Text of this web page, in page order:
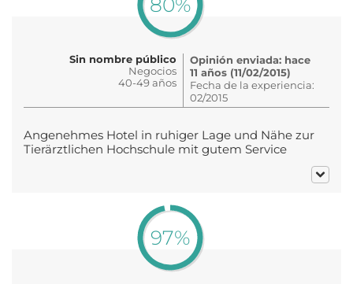
80%
Sin nombre público
Negocios
40-49 años
Opinión enviada: hace
11 años (11/02/2015)
Fecha de la experiencia:
02/2015
Angenehmes Hotel in ruhiger Lage und Nähe zur
Tierärztlichen Hochschule mit gutem Service
97%